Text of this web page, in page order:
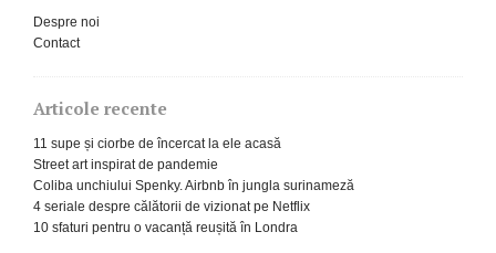
Despre noi
Contact
Articole recente
11 supe și ciorbe de încercat la ele acasă
Street art inspirat de pandemie
Coliba unchiului Spenky. Airbnb în jungla surinameză
4 seriale despre călătorii de vizionat pe Netflix
10 sfaturi pentru o vacanță reușită în Londra